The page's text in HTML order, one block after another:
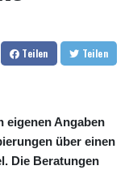
Teilen Teilen
eigenen Angaben
über einen
Die Beratungen